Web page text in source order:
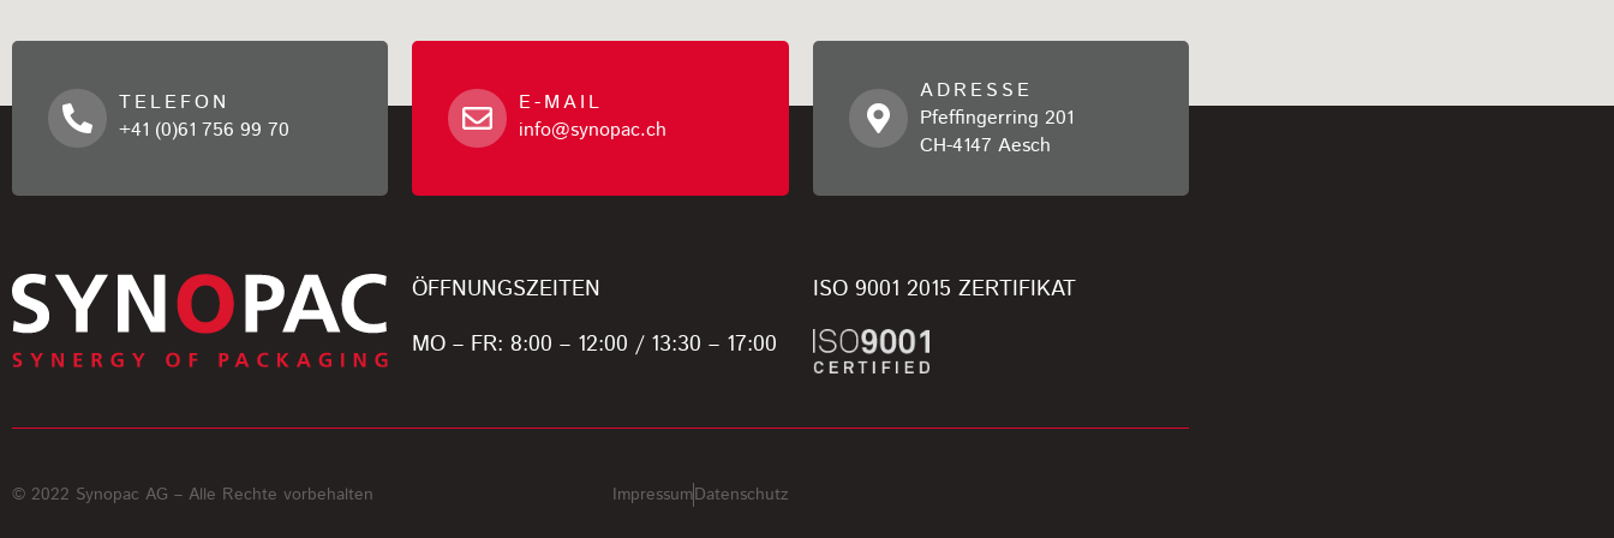
TELEFON
+41 (0)61 756 99 70
E-MAIL
info@synopac.ch
ADRESSE
Pfeffingerring 201
CH-4147 Aesch
ÖFFNUNGSZEITEN
MO – FR: 8:00 – 12:00 / 13:30 – 17:00
ISO 9001 2015 ZERTIFIKAT
© 2022 Synopac AG – Alle Rechte vorbehalten ImpressumDatenschutz